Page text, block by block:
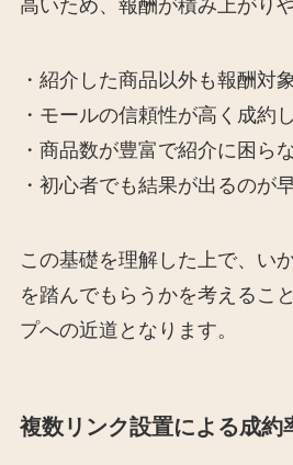
高いため、報酬が積み上がり
・紹介した商品以外も報酬対
・モールの信頼性が高く成約
・商品数が豊富で紹介に困ら
・初心者でも結果が出るのが
この基礎を理解した上で、い
を踏んでもらうかを考えるこ
プへの近道となります。
複数リンク設置による成約